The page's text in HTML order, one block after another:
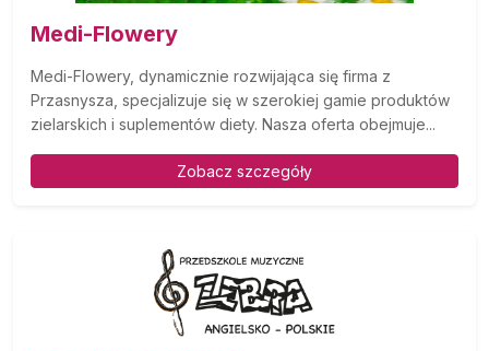
Medi-Flowery
Medi-Flowery, dynamicznie rozwijająca się firma z
Przasnysza, specjalizuje się w szerokiej gamie produktów
zielarskich i suplementów diety. Nasza oferta obejmuje...
Zobacz szczegóły